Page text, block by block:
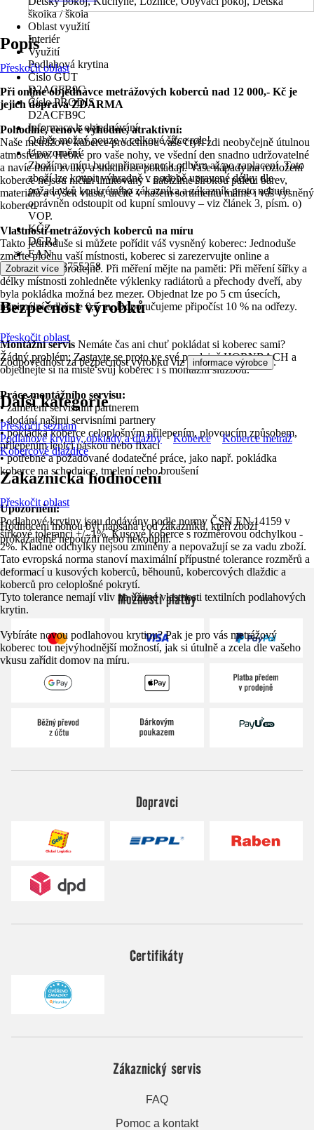
školka / škola
Oblast využití
Interiér
Využití
Podlahová krytina
Číslo GUT
D2ACFB9C
Číslo PRODIS
D2ACFB9C
Informace k objednávání
Odběr možný pouze v celkové šířce role!
Upozornění
Zboží na míru bude připraveno k odběru až po zaplacení. Toto
zboží lze koupit výhradně v podobě upravené délky dle
požadavků konkrétního zákazníka a zákazník proto nebude
oprávněn odstoupit od kupní smlouvy – viz článek 3, písm. o)
VOP.
KČZ
DGR1
EAN
5415278755258
Popis
Přeskočit oblast
Při online objednávce metrážových koberců nad 12 000,- Kč je
jejich doprava ZDARMA
Pohodlné, cenově výhodné, atraktivní:
Naše metrážové koberce prodchnou vaše čtyři zdi neobyčejně útulnou
atmosférou. Hebké pro vaše nohy, ve všední den snadno udržovatelné
a navíc tlumí zvuky a snadno se pokládají. Vaše nápady na rozložení
koberce nejsou ničím limitovány - nabízíme širokou paletu barev,
materiálů a výšek vlasu, určitě v našem sortimentu máme i váš vysněný
koberec.
Vlastnosti metrážových koberců na míru
Takto jednoduše si můžete pořídit váš vysněný koberec: Jednoduše
změřte plochu vaší místnosti, koberec si zarezervujte online a
vyzvedněte v prodejně. Při měření mějte na paměti: Při měření šířky a
délky místnosti zohledněte výklenky radiátorů a přechody dveří, aby
byla pokládka možná bez mezer. Objednat lze po 5 cm úsecích,
minimální odběr je 0,5 m. Doporučujeme připočíst 10 % na odřezy.
Montážní servis Nemáte čas ani chuť pokládat si koberec sami?
Žádný problém: Zastavte se proto ve své prodejně HORNBACH a
objednejte si na místě svůj koberec i s montážní službou.
Práce montážního servisu:
• zaměření servisním partnerem
• dodání našimi servisními partnery
• pokládka koberce celoplošným přilepením, plovoucím způsobem,
přilepením lepicí páskou nebo fixací
• potřebné a požadované dodatečné práce, jako např. pokládka
koberce na schodnice, tmelení nebo broušení
Upozornění:
Podlahové krytiny jsou dodávány podle normy ČSN EN 14159 v
šířkové toleranci +/- 1%. Kusové koberce s rozměrovou odchylkou -
2%. Kladné odchylky nejsou zmíněny a nepovažují se za vadu zboží.
Tato evropská norma stanoví maximální přípustné tolerance rozměrů a
deformací u kusových koberců, běhounů, kobercových dlaždic a
koberců pro celoplošné pokrytí.
Tyto tolerance nemají vliv na užitné vlastnosti textilních podlahových
krytin.
Vybíráte novou podlahovou krytinu? Pak je pro vás metrážový
koberec tou nejvýhodnější možností, jak si útulně a zcela dle vašeho
vkusu zařídit domov na míru.
Zobrazit více
Bezpečnost výrobků
Přeskočit oblast
Zodpovědnost za bezpečnost výrobku viz informace výrobce .
Další kategorie
Přeskočit seznam
Podlahové krytiny, obklady a dlažby
Koberce
Koberce metráž
Kobercové dlaždice
Zákaznická hodnocení
Přeskočit oblast
Hodnocení mohou být napsána i od zákazníků, kteří zboží
prokazatelně nepoužili nebo nekoupili.
Možnosti platby
Dopravci
Certifikáty
Zákaznický servis
FAQ
Pomoc a kontakt